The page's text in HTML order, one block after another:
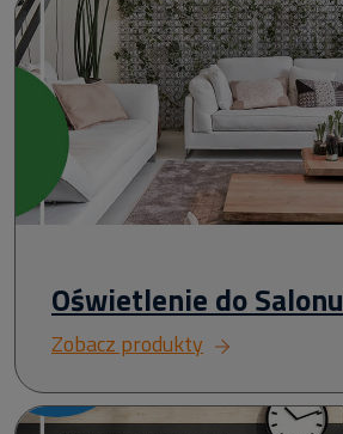
Oświetlenie do Salonu
Zobacz produkty